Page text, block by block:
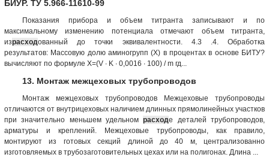
БИУР. ТУ 5.966-11610-99
Показания прибора и объем титранта записывают и по
максимальному изменению потенциала отмечают объем титранта,
израсходованный до точки эквивалентности. 4.3 .4. Обработка
результатов: Массовую долю аминогрупп (X) в процентах в основе БИТУ?
вычисляют по формуле X=(V ∙ K ∙ 0,0016 ∙ 100) / m гд...
13. Монтаж межцеховых трубопроводов
Монтаж межцеховых трубопроводов Межцеховые трубопроводы
отличаются от внутрицеховых наличием длинных прямолинейных участков
при значительно меньшем удельномрасходе деталей трубопроводов,
арматуры и креплений. Межцеховые трубопроводы, как правило,
монтируют из готовых секций длиной до 40 м, централизованно
изготовляемых в трубозаготовительных цехах или на полигонах. Длина ...